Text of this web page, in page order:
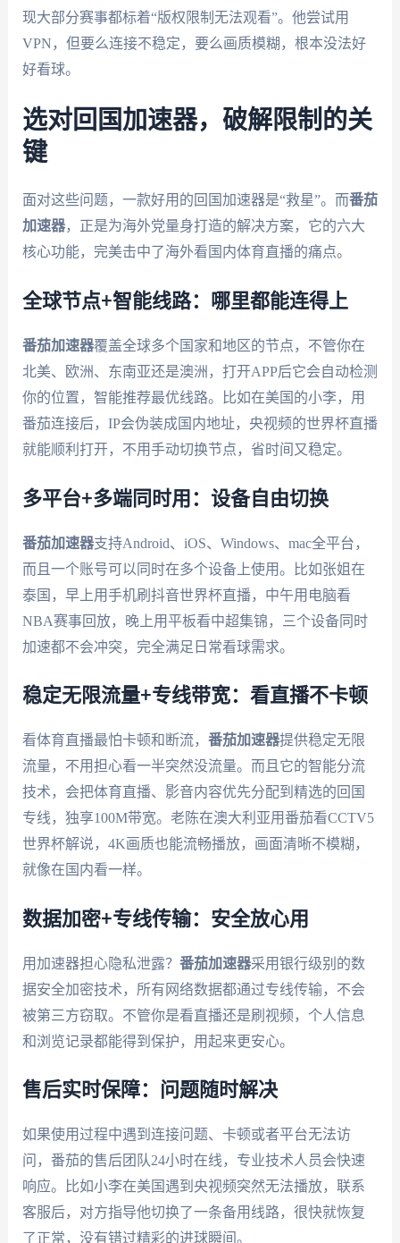
现大部分赛事都标着“版权限制无法观看”。他尝试用
VPN，但要么连接不稳定，要么画质模糊，根本没法好
好看球。
选对回国加速器，破解限制的关
键
面对这些问题，一款好用的回国加速器是“救星”。而番茄
加速器，正是为海外党量身打造的解决方案，它的六大
核心功能，完美击中了海外看国内体育直播的痛点。
全球节点+智能线路：哪里都能连得上
番茄加速器覆盖全球多个国家和地区的节点，不管你在
北美、欧洲、东南亚还是澳洲，打开APP后它会自动检测
你的位置，智能推荐最优线路。比如在美国的小李，用
番茄连接后，IP会伪装成国内地址，央视频的世界杯直播
就能顺利打开，不用手动切换节点，省时间又稳定。
多平台+多端同时用：设备自由切换
番茄加速器支持Android、iOS、Windows、mac全平台，
而且一个账号可以同时在多个设备上使用。比如张姐在
泰国，早上用手机刷抖音世界杯直播，中午用电脑看
NBA赛事回放，晚上用平板看中超集锦，三个设备同时
加速都不会冲突，完全满足日常看球需求。
稳定无限流量+专线带宽：看直播不卡顿
看体育直播最怕卡顿和断流， 番茄加速器提供稳定无限
流量，不用担心看一半突然没流量。而且它的智能分流
技术，会把体育直播、影音内容优先分配到精选的回国
专线，独享100M带宽。老陈在澳大利亚用番茄看CCTV5
世界杯解说，4K画质也能流畅播放，画面清晰不模糊，
就像在国内看一样。
数据加密+专线传输：安全放心用
用加速器担心隐私泄露？ 番茄加速器采用银行级别的数
据安全加密技术，所有网络数据都通过专线传输，不会
被第三方窃取。不管你是看直播还是刷视频，个人信息
和浏览记录都能得到保护，用起来更安心。
售后实时保障：问题随时解决
如果使用过程中遇到连接问题、卡顿或者平台无法访
问，番茄的售后团队24小时在线，专业技术人员会快速
响应。比如小李在美国遇到央视频突然无法播放，联系
客服后，对方指导他切换了一条备用线路，很快就恢复
了正常，没有错过精彩的进球瞬间。